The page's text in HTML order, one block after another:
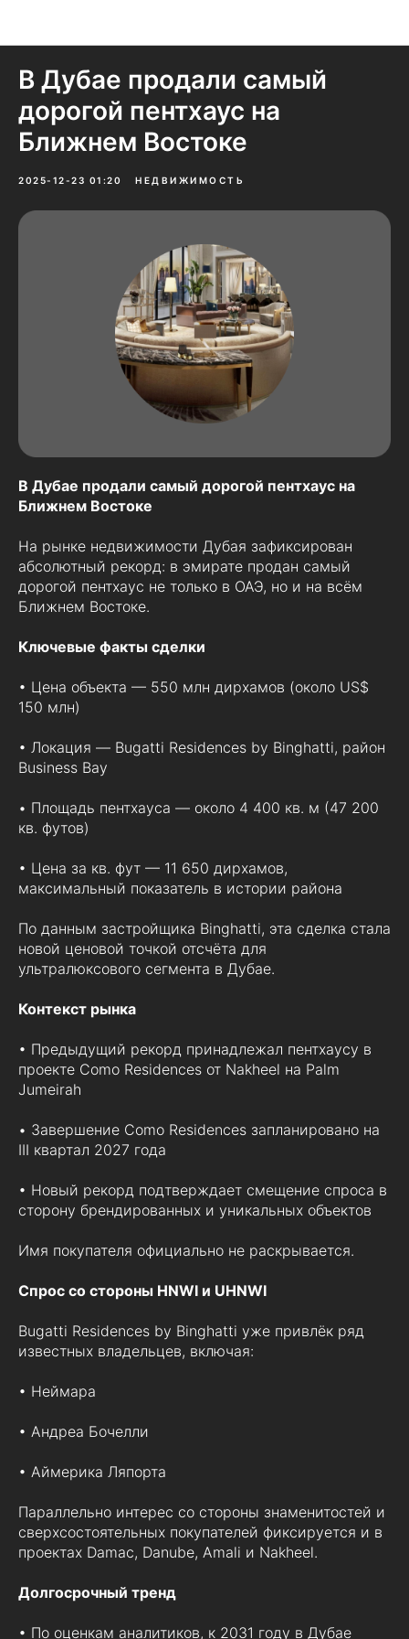
В Дубае продали самый
дорогой пентхаус на
Ближнем Востоке
2025-12-23 01:20 НЕДВИЖИМОСТЬ
В Дубае продали самый дорогой пентхаус на
Ближнем Востоке
На рынке недвижимости Дубая зафиксирован
абсолютный рекорд: в эмирате продан самый
дорогой пентхаус не только в ОАЭ, но и на всём
Ближнем Востоке.
Ключевые факты сделки
• Цена объекта — 550 млн дирхамов (около US$
150 млн)
• Локация — Bugatti Residences by Binghatti, район
Business Bay
• Площадь пентхауса — около 4 400 кв. м (47 200
кв. футов)
• Цена за кв. фут — 11 650 дирхамов,
максимальный показатель в истории района
По данным застройщика Binghatti, эта сделка стала
новой ценовой точкой отсчёта для
ультралюксового сегмента в Дубае.
Контекст рынка
• Предыдущий рекорд принадлежал пентхаусу в
проекте Como Residences от Nakheel на Palm
Jumeirah
• Завершение Como Residences запланировано на
III квартал 2027 года
• Новый рекорд подтверждает смещение спроса в
сторону брендированных и уникальных объектов
Имя покупателя официально не раскрывается.
Спрос со стороны HNWI и UHNWI
Bugatti Residences by Binghatti уже привлёк ряд
известных владельцев, включая:
• Неймара
• Андреа Бочелли
• Аймерика Ляпорта
Параллельно интерес со стороны знаменитостей и
сверхсостоятельных покупателей фиксируется и в
проектах Damac, Danube, Amali и Nakheel.
Долгосрочный тренд
• По оценкам аналитиков, к 2031 году в Дубае